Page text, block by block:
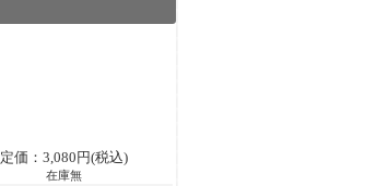
定価：3,080円(税込)
在庫無